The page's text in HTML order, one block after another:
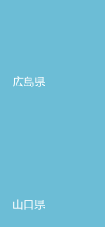
広島県
山口県